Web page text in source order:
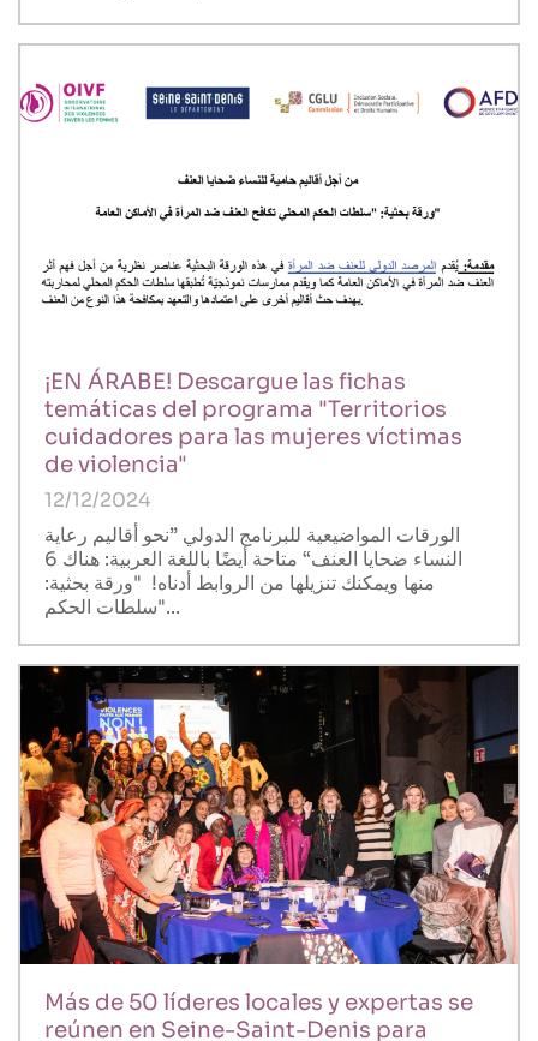
¡EN ÁRABE! Descargue las fichas
temáticas del programa "Territorios
cuidadores para las mujeres víctimas
de violencia"
12/12/2024
الورقات المواضيعية للبرنامج الدولي ”نحو أقاليم رعاية
النساء ضحايا العنف“ متاحة أيضًا باللغة العربية: هناك 6
منها ويمكنك تنزيلها من الروابط أدناه! "ورقة بحثية:
"سلطات الحكم...
Más de 50 líderes locales y expertas se
reúnen en Seine-Saint-Denis para